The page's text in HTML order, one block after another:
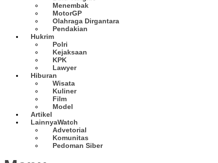
Menembak
MotorGP
Olahraga Dirgantara
Pendakian
Hukrim
Polri
Kejaksaan
KPK
Lawyer
Hiburan
Wisata
Kuliner
Film
Model
Artikel
LainnyaWatch
Advetorial
Komunitas
Pedoman Siber